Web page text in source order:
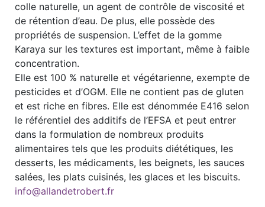
colle naturelle, un agent de contrôle de viscosité et
de rétention d’eau. De plus, elle possède des
propriétés de suspension. L’effet de la gomme
Karaya sur les textures est important, même à faible
concentration.
Elle est 100 % naturelle et végétarienne, exempte de
pesticides et d’OGM. Elle ne contient pas de gluten
et est riche en fibres. Elle est dénommée E416 selon
le référentiel des additifs de l’EFSA et peut entrer
dans la formulation de nombreux produits
alimentaires tels que les produits diététiques, les
desserts, les médicaments, les beignets, les sauces
salées, les plats cuisinés, les glaces et les biscuits.
info@allandetrobert.fr